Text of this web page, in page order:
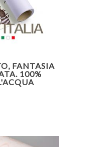
FANTASIA
100%